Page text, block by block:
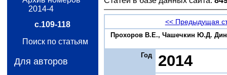
2014-4
с.109-118
Поиск по статьям
Для авторов
<< Предыдущая
Прохоров В.Е., Чашечкин Ю.Д.
Год 2014